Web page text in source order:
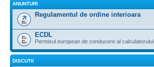
ANUNTURI
Regulamentul de ordine interioara
ECDL
Permisul european de conducere al calculatorului
DISCUTII